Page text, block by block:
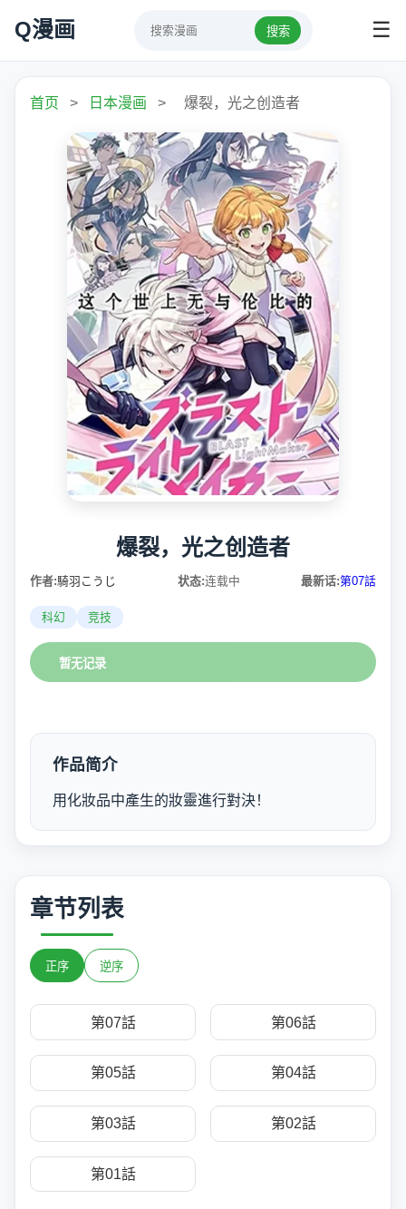
Q漫画 搜索 ☰
首页 > 日本漫画 > 爆裂，光之创造者
爆裂，光之创造者
作者:騎羽こうじ 状态:连载中 最新话:第07話
科幻 竞技
暂无记录
作品简介
用化妝品中產生的妝靈進行對決！
章节列表
正序 逆序
第07話 第06話
第05話 第04話
第03話 第02話
第01話